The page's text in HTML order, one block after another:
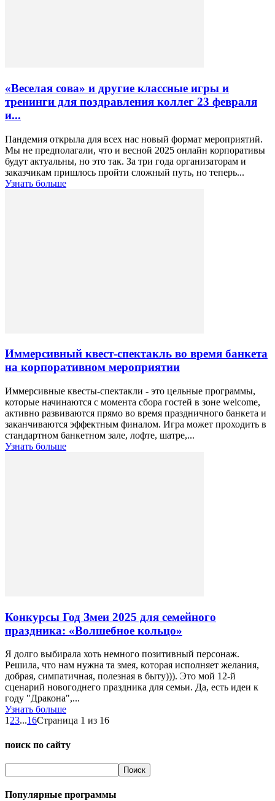
«Веселая сова» и другие классные игры и
тренинги для поздравления коллег 23 февраля
и...
Пандемия открыла для всех нас новый формат мероприятий.
Мы не предполагали, что и весной 2025 онлайн корпоративы
будут актуальны, но это так. За три года организаторам и
заказчикам пришлось пройти сложный путь, но теперь...
Узнать больше
Иммерсивный квест-спектакль во время банкета
на корпоративном мероприятии
Иммерсивные квесты-спектакли - это цельные программы,
которые начинаются с момента сбора гостей в зоне welcome,
активно развиваются прямо во время праздничного банкета и
заканчиваются эффектным финалом. Игра может проходить в
стандартном банкетном зале, лофте, шатре,...
Узнать больше
Конкурсы Год Змеи 2025 для семейного
праздника: «Волшебное кольцо»
Я долго выбирала хоть немного позитивный персонаж.
Решила, что нам нужна та змея, которая исполняет желания,
добрая, симпатичная, полезная в быту))). Это мой 12-й
сценарий новогоднего праздника для семьи. Да, есть идеи к
году "Дракона",...
Узнать больше
123...16Страница 1 из 16
поиск по сайту
Популярные программы